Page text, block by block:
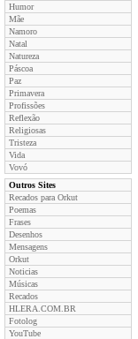
Humor
Mãe
Namoro
Natal
Natureza
Páscoa
Paz
Primavera
Profissões
Reflexão
Religiosas
Tristeza
Vida
Vovó
Outros Sites
Recados para Orkut
Poemas
Frases
Desenhos
Mensagens
Orkut
Noticias
Músicas
Recados
HLERA.COM.BR
Fotolog
YouTube